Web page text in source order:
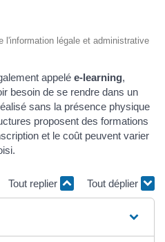
l'information légale et administrative
appelé e-learning,
besoin de se rendre dans un
sans la présence physique
proposent des formations
et le coût peuvent varier
Tout replier Tout déplier